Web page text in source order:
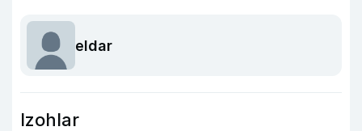
eldar
Izohlar